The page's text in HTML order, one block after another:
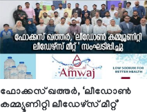
ഫോക്കസ് ഖത്തര്‍, ‘ലീഡോണ്‍
കമ്മ്യൂണിറ്റി ലീഡേഴ്‌സ് മീറ്റ്’